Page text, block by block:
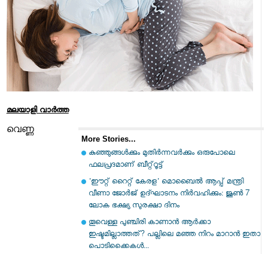
മലയാളി വാര്‍ത്ത
More Stories...
കുഞ്ഞുങ്ങള്‍ക്കും മുതിര്‍ന്നവര്‍ക്കും ഒരുപോലെ
ഫലപ്രദമാണ് ബീറ്റ്റൂട്ട്
'ഈറ്റ് റൈറ്റ് കേരള' മൊബൈല്‍ ആപ്പ് മന്ത്രി
വീണാ ജോര്‍ജ് ഉദ്ഘാടനം നിര്‍വഹിക്കും: ജൂണ്‍ 7
ലോക ഭക്ഷ്യ സുരക്ഷാ ദിനം
തൂവെള്ള പുഞ്ചിരി കാണാൻ ആർക്കാ
ഇഷ്ടമില്ലാത്തത്? പല്ലിലെ മഞ്ഞ നിറം മാറാൻ ഇതാ
പൊടിക്കെെകൾ...
വെണ്ണ